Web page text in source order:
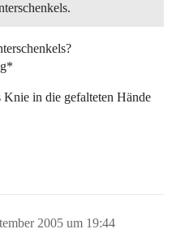
in die gefalteten Hände
2005 um 19:44